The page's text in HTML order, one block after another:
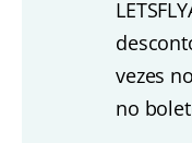
vezes
no